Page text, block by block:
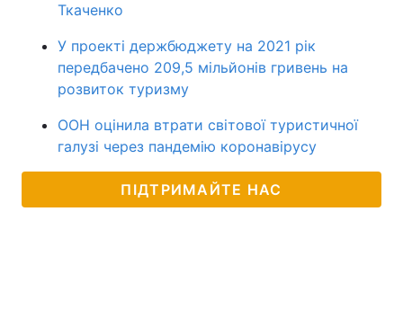
Ткаченко
У проекті держбюджету на 2021 рік
передбачено 209,5 мільйонів гривень на
розвиток туризму
ООН оцінила втрати світової туристичної
галузі через пандемію коронавірусу
ПІДТРИМАЙТЕ НАС